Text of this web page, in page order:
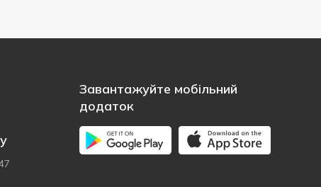
Завантажуйте мобільний
додаток